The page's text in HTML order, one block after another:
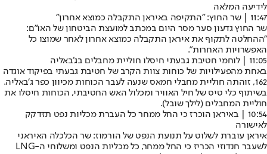
לידיעה המלאה
11:47 | שר החוץ: "התקיפה באיראן התקבלה כמוצא אחרון"
שר החוץ גדעון סער מסר היום במכתב למועצת הביטחון של האו"ם:
"ההחלטה לתקוף את איראן התקבלה כמוצא אחרון לאחר שמוצו כל
האפשרויות האחרות".
11:05 | לוחמי חטיבת גבעתי חיסלו חוליית מחבלים בג׳באליה
באחת מהפעילויות של כוחות צוות הקרב של חטיבת גבעתי בפיקוד אוגדה
162, זוהתה חוליית מחבלי חמאס שנעה לעבר הכוחות מכיוון כפר ג׳באליה.
בשיתוף כלי טיס של חיל האוויר ומכלול האש החטיבתי, הכוחות חיסלו את
חוליית המחבלים (לילך שובל).
10:54 | באיראן הוכרז כי החל ממחר כל העברת מכליות נפט תזדקק
לאישורה
איראן עוברת לשלוט על תנועת הנפט של הורמוז: שר הכלכלה האיראני
לשעבר חנדוזי הכריז כי החל ממחר, כל מכליות הנפט ומשלוחי ה-LNG